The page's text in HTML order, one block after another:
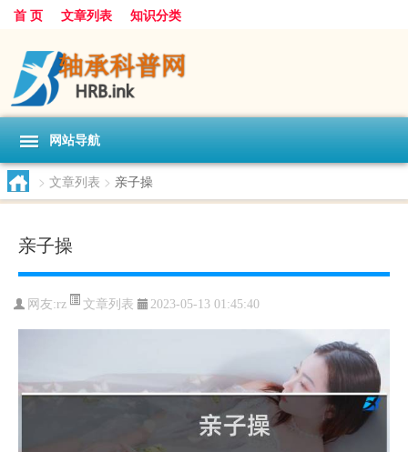
首 页 文章列表 知识分类
网站导航
> 文章列表 > 亲子操
亲子操
网友:rz 文章列表 2023-05-13 01:45:40